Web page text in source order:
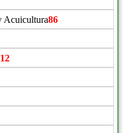
Acuicultura86
12